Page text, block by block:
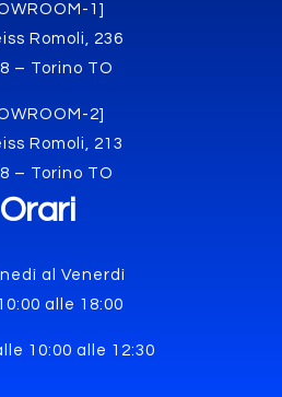
1]
Romoli, 236
– Torino TO
2]
Romoli, 213
– Torino TO
Orari
al Venerdì
alle 18:00
10:00 alle 12:30